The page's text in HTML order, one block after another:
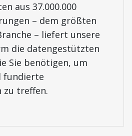
aus 37.000.000
– dem größten
– liefert unsere
die datengestützten
Sie benötigen, um
fundierte
zu treffen.